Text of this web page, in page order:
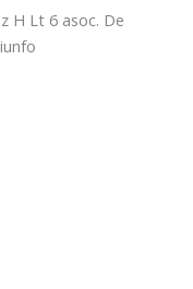
H Lt 6 asoc. De